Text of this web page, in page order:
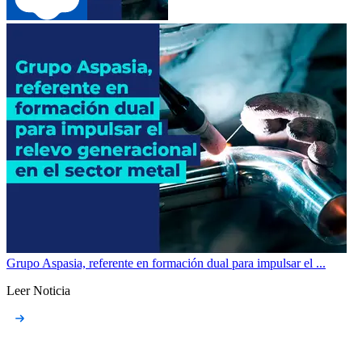
Grupo Aspasia, referente en formación dual para impulsar el ...
Leer Noticia